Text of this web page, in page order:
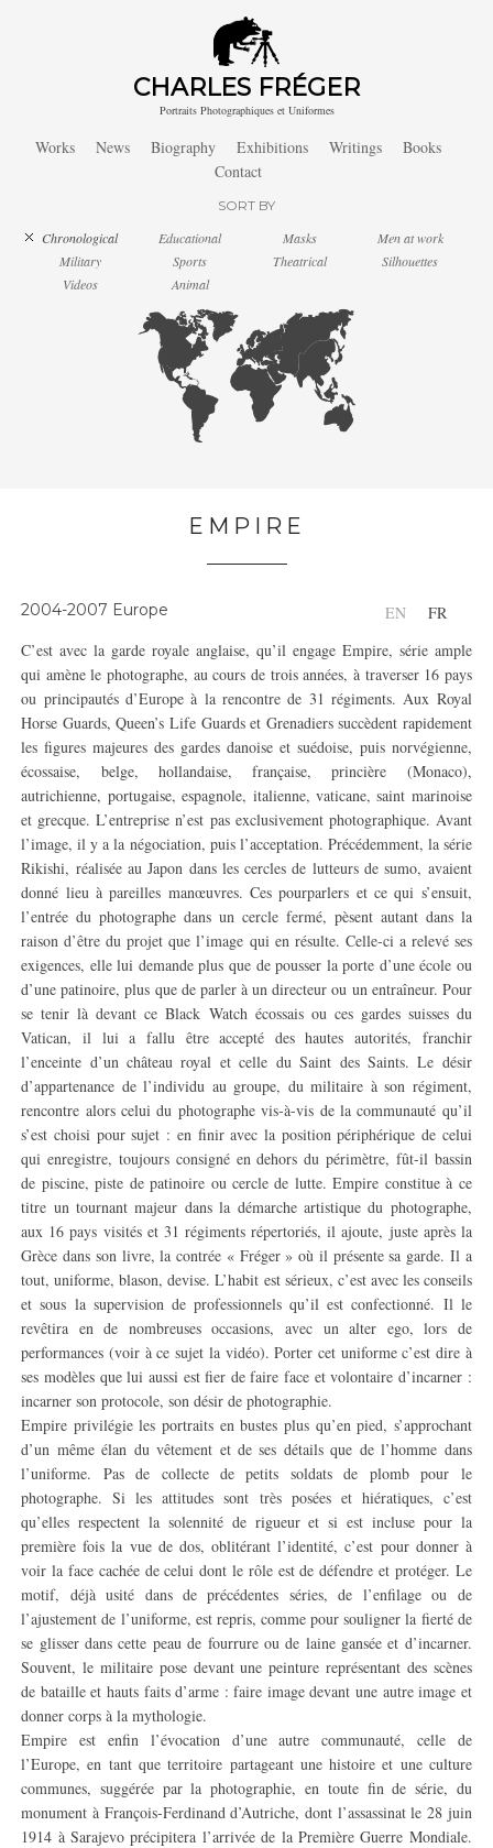
CHARLES FRÉGER
Portraits Photographiques et Uniformes
Works News Biography Exhibitions Writings
Books
Contact
SORT BY
Chronological Educational Masks
Men at work
Military
Sports Theatrical
Silhouettes
Videos
Animal
EMPIRE
EN FR
2004-2007 Europe
C’est avec la garde royale anglaise, qu’il engage Empire, série ample
qui amène le photographe, au cours de trois années, à traverser 16 pays
ou principautés d’Europe à la rencontre de 31 régiments. Aux Royal
Horse Guards, Queen’s Life Guards et Grenadiers succèdent rapidement
les figures majeures des gardes danoise et suédoise, puis norvégienne,
écossaise, belge, hollandaise, française, princière (Monaco),
autrichienne, portugaise, espagnole, italienne, vaticane, saint marinoise
et grecque. L’entreprise n’est pas exclusivement photographique. Avant
l’image, il y a la négociation, puis l’acceptation. Précédemment, la série
Rikishi, réalisée au Japon dans les cercles de lutteurs de sumo, avaient
donné lieu à pareilles manœuvres. Ces pourparlers et ce qui s’ensuit,
l’entrée du photographe dans un cercle fermé, pèsent autant dans la
raison d’être du projet que l’image qui en résulte. Celle-ci a relevé ses
exigences, elle lui demande plus que de pousser la porte d’une école ou
d’une patinoire, plus que de parler à un directeur ou un entraîneur. Pour
se tenir là devant ce Black Watch écossais ou ces gardes suisses du
Vatican, il lui a fallu être accepté des hautes autorités, franchir
l’enceinte d’un château royal et celle du Saint des Saints. Le désir
d’appartenance de l’individu au groupe, du militaire à son régiment,
rencontre alors celui du photographe vis-à-vis de la communauté qu’il
s’est choisi pour sujet : en finir avec la position périphérique de celui
qui enregistre, toujours consigné en dehors du périmètre, fût-il bassin
de piscine, piste de patinoire ou cercle de lutte. Empire constitue à ce
titre un tournant majeur dans la démarche artistique du photographe,
aux 16 pays visités et 31 régiments répertoriés, il ajoute, juste après la
Grèce dans son livre, la contrée « Fréger » où il présente sa garde. Il a
tout, uniforme, blason, devise. L’habit est sérieux, c’est avec les conseils
et sous la supervision de professionnels qu’il est confectionné. Il le
revêtira en de nombreuses occasions, avec un alter ego, lors de
performances (voir à ce sujet la vidéo). Porter cet uniforme c’est dire à
ses modèles que lui aussi est fier de faire face et volontaire d’incarner :
incarner son protocole, son désir de photographie.
Empire privilégie les portraits en bustes plus qu’en pied, s’approchant
d’un même élan du vêtement et de ses détails que de l’homme dans
l’uniforme. Pas de collecte de petits soldats de plomb pour le
photographe. Si les attitudes sont très posées et hiératiques, c’est
qu’elles respectent la solennité de rigueur et si est incluse pour la
première fois la vue de dos, oblitérant l’identité, c’est pour donner à
voir la face cachée de celui dont le rôle est de défendre et protéger. Le
motif, déjà usité dans de précédentes séries, de l’enfilage ou de
l’ajustement de l’uniforme, est repris, comme pour souligner la fierté de
se glisser dans cette peau de fourrure ou de laine gansée et d’incarner.
Souvent, le militaire pose devant une peinture représentant des scènes
de bataille et hauts faits d’arme : faire image devant une autre image et
donner corps à la mythologie.
Empire est enfin l’évocation d’une autre communauté, celle de
l’Europe, en tant que territoire partageant une histoire et une culture
communes, suggérée par la photographie, en toute fin de série, du
monument à François-Ferdinand d’Autriche, dont l’assassinat le 28 juin
1914 à Sarajevo précipitera l’arrivée de la Première Guerre Mondiale.